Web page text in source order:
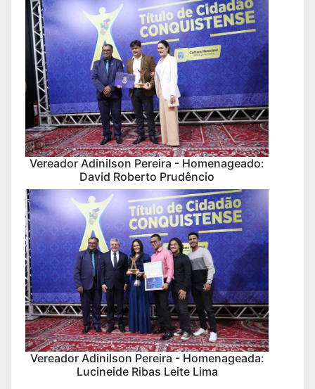
Vereador Adinilson Pereira - Homenageado:
David Roberto Prudêncio
Vereador Adinilson Pereira - Homenageada:
Lucineide Ribas Leite Lima